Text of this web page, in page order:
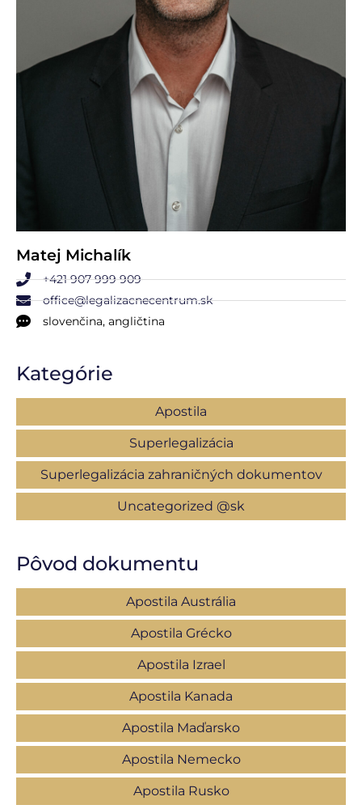
Matej Michalík
+421 907 999 909
office@legalizacnecentrum.sk
slovenčina, angličtina
Kategórie
Apostila
Superlegalizácia
Superlegalizácia zahraničných dokumentov
Uncategorized @sk
Pôvod dokumentu
Apostila Austrália
Apostila Grécko
Apostila Izrael
Apostila Kanada
Apostila Maďarsko
Apostila Nemecko
Apostila Rusko